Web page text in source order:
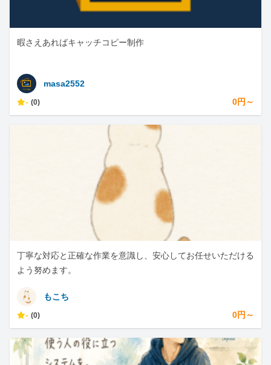
暇さえあればキャッチコピー制作
masa2552
- (0) 0円～
丁寧な対応と正確な作業を意識し、安心してお任せいただける
よう努めます。
もこち
- (0) 0円～